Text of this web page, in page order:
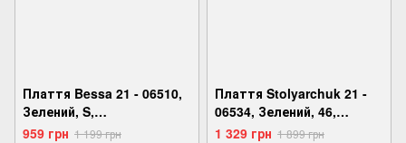
Плаття Bessa 21 - 06510,
Зелений, S,
2999860703481
959 грн 1 199 грн
Плаття Stolyarchuk 21 -
06534, Зелений, 46,
2999860718577
1 329 грн 1 899 грн